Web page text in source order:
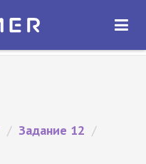
ОТКРЫТЬ
/ Задание 12 /